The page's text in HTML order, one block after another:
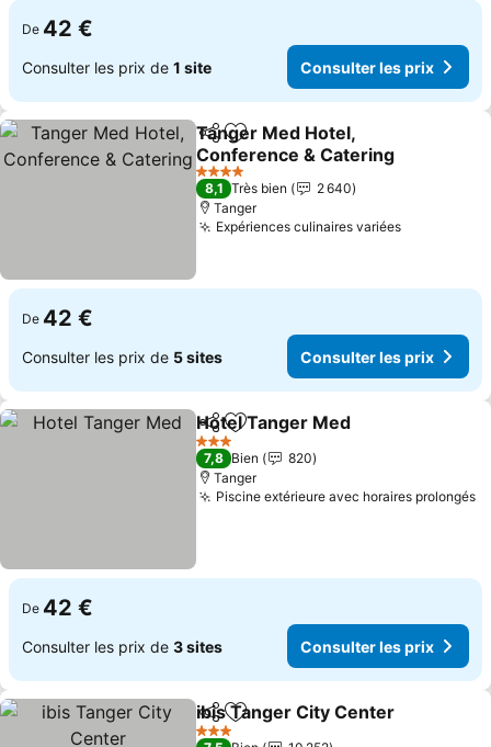
De 42 €
Consulter les prix de 1 site Consulter les prix
PartagerAjouter à mes favoris
Tanger Med Hotel,
Conference & Catering
4 Étoiles
8,1 Très bien
2 640
Tanger
Expériences culinaires variées
De 42 €
Consulter les prix de 5 sites Consulter les prix
PartagerAjouter à mes favoris
Hotel Tanger Med
3 Étoiles
7,8 Bien
820
Tanger
Piscine extérieure avec horaires prolongés
De 42 €
Consulter les prix de 3 sites Consulter les prix
PartagerAjouter à mes favoris
ibis Tanger City Center
3 Étoiles